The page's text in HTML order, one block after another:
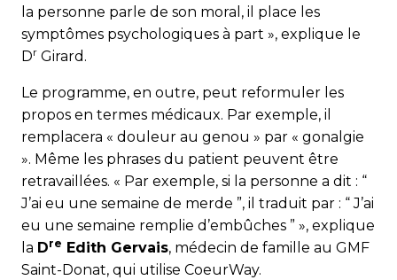
la personne parle de son moral, il place les
symptômes psychologiques à part », explique le
Dr Girard.
Le programme, en outre, peut reformuler les
propos en termes médicaux. Par exemple, il
remplacera « douleur au genou » par « gonalgie
». Même les phrases du patient peuvent être
retravaillées. « Par exemple, si la personne a dit : “
J’ai eu une semaine de merde ”, il traduit par : “ J’ai
eu une semaine remplie d’embûches ” », explique
la Dre Edith Gervais, médecin de famille au GMF
Saint-Donat, qui utilise CoeurWay.